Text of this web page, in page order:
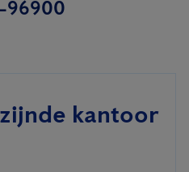
96900
kantoor